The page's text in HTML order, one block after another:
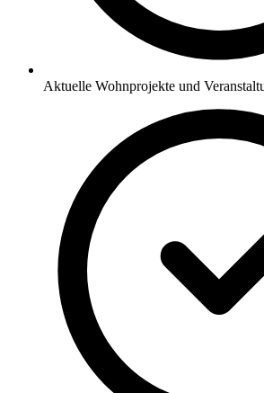
Aktuelle Wohnprojekte und